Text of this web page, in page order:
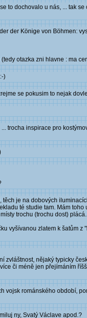
to dochovalo u nás, ... tak
der Könige von Böhmen:
otazka zni hlavne : ma
)
se pokusim to nejak
... trocha inspirace pro
je na dobových
té studie tam. Mám
trochu (trochu dost)
vyšívanou zlatem k šatům
zvláštnost, nějaký typicky
či méně jen přejímáním
vojsk románského období,
ny, Svatý Václave apod.?